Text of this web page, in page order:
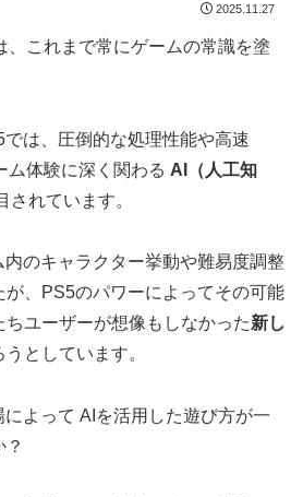
2025.11.27
、これまで常にゲームの常識を塗
は、圧倒的な処理性能や高速
ム体験に深く関わる AI（人工知
されています。
のキャラクター挙動や難易度調整
が、PS5のパワーによってその可能
ユーザーが想像もしなかった新し
としています。
よって AIを活用した遊び方が一